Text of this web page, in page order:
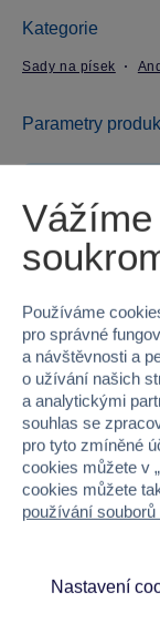
Kategorie
Sady na písek
Parametry
Kód produktu
Věk od
Pohlaví
Šířka
Výška
Hmotnost v
Používáme
pro správné
a návštěvnosti a
o užívání našich
a analytickými
souhlas se
pro tyto zmíněné
cookies můžete v „
cookies můžete
používání souborů
Nastavení